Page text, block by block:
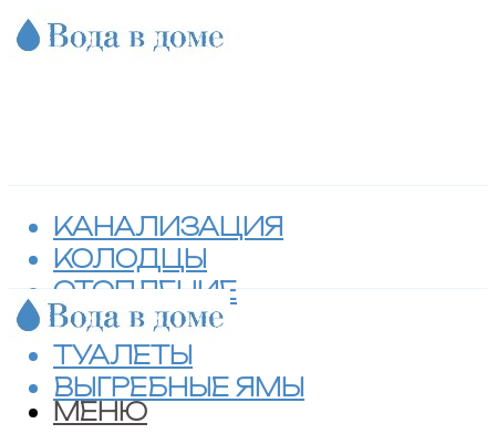
КАНАЛИЗАЦИЯ
КОЛОДЦЫ
ОТОПЛЕНИЕ
СЕПТИКИ
ТУАЛЕТЫ
ВЫГРЕБНЫЕ ЯМЫ
МЕНЮ